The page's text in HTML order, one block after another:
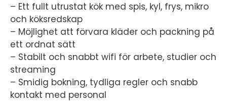
– Ett fullt utrustat kök med spis, kyl, frys, mikro
och köksredskap
– Möjlighet att förvara kläder och packning på
ett ordnat sätt
– Stabilt och snabbt wifi för arbete, studier och
streaming
– Smidig bokning, tydliga regler och snabb
kontakt med personal